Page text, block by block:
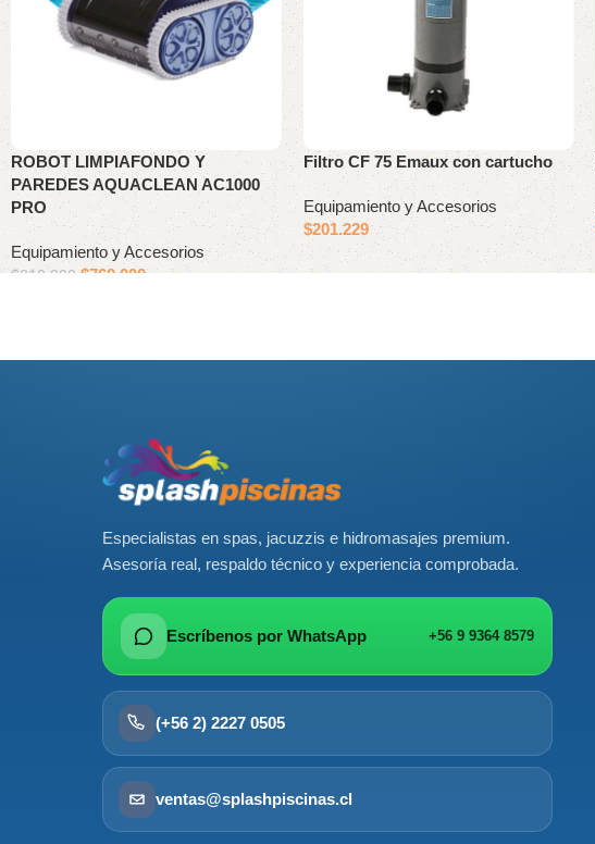
ROBOT LIMPIAFONDO Y
PAREDES AQUACLEAN AC1000
PRO
Equipamiento y Accesorios
$810.000 $760.000
Filtro CF 75 Emaux con cartucho
Equipamiento y Accesorios
$201.229
Especialistas en spas, jacuzzis e hidromasajes premium.
Asesoría real, respaldo técnico y experiencia comprobada.
Escríbenos por WhatsApp +56 9 9364 8579
(+56 2) 2227 0505
ventas@splashpiscinas.cl